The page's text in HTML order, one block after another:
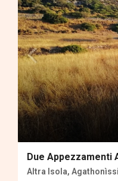
Due Appezzamenti
Altra Isola, Agathonìssi